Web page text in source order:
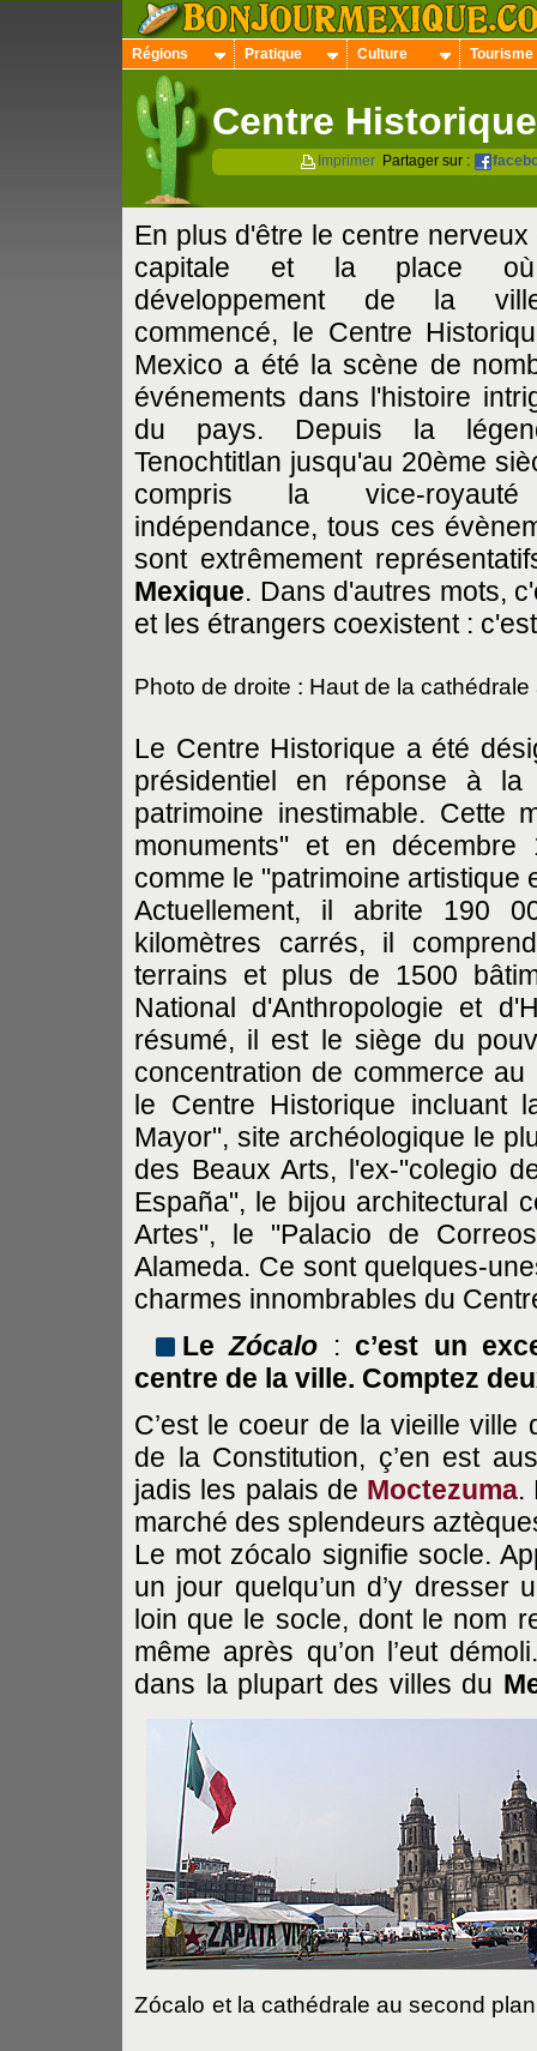
Régions Pratique Culture Tourisme
Centre
Imprimer Partager sur :
En plus d'être le centre nerveux
capitale et la place
développement de la
commencé, le Centre
Mexico a été la scène de
événements dans l'histoire
du pays. Depuis la
Tenochtitlan jusqu'au 20ème
compris la vice-
indépendance, tous ces
sont extrêmement
Mexique. Dans d'autres mots,
et les étrangers coexistent :
Photo de droite : Haut de la
Le Centre Historique a été
présidentiel en réponse à
patrimoine inestimable. Cette
monuments" et en
comme le "patrimoine artistique
Actuellement, il abrite 190
kilomètres carrés, il
terrains et plus de 1500
National d'Anthropologie et
résumé, il est le siège du
concentration de commerce au
le Centre Historique incluant
Mayor", site archéologique le
des Beaux Arts, l'ex-"colegio
España", le bijou architectural
Artes", le "Palacio de
Alameda. Ce sont quelques-
charmes innombrables du
LeZócalo : c’est un
centre de la ville. Comptez
C’est le coeur de la vieille
de la Constitution, ç’en est
jadis les palais de Moctezuma.
marché des splendeurs
Le mot zócalo signifie socle.
un jour quelqu’un d’y dresser
loin que le socle, dont le nom
même après qu’on l’eut
dans la plupart des villes du
Zócalo et la cathédrale au second plan